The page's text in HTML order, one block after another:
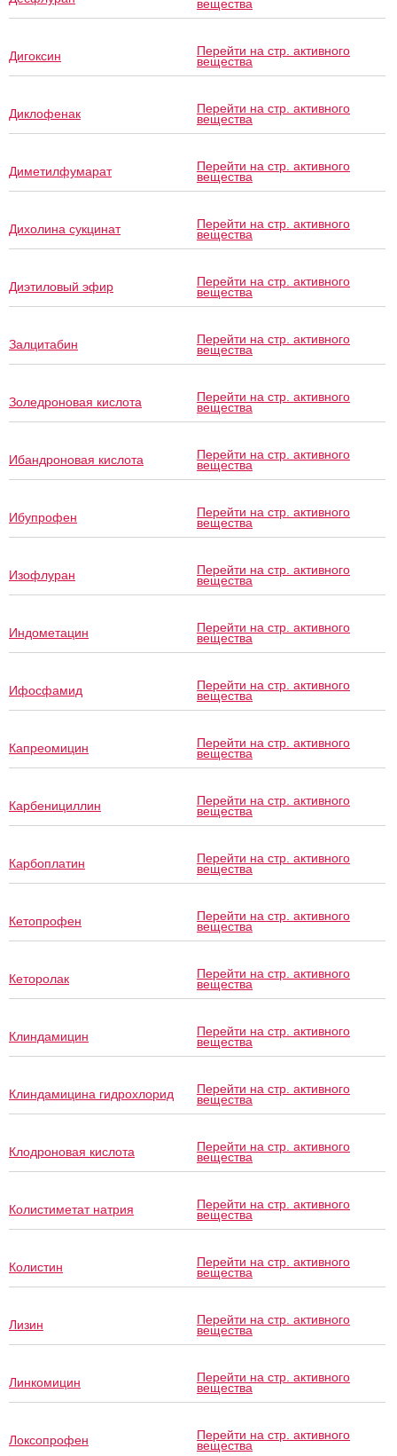
вещества
Дигоксин Перейти на стр. активного
вещества
Диклофенак Перейти на стр. активного
вещества
Диметилфумарат Перейти на стр. активного
вещества
Дихолина сукцинат Перейти на стр. активного
вещества
Диэтиловый эфир Перейти на стр. активного
вещества
Залцитабин Перейти на стр. активного
вещества
Золедроновая кислота Перейти на стр. активного
вещества
Ибандроновая кислота Перейти на стр. активного
вещества
Ибупрофен Перейти на стр. активного
вещества
Изофлуран Перейти на стр. активного
вещества
Индометацин Перейти на стр. активного
вещества
Ифосфамид Перейти на стр. активного
вещества
Капреомицин Перейти на стр. активного
вещества
Карбенициллин Перейти на стр. активного
вещества
Карбоплатин Перейти на стр. активного
вещества
Кетопрофен Перейти на стр. активного
вещества
Кеторолак Перейти на стр. активного
вещества
Клиндамицин Перейти на стр. активного
вещества
Клиндамицина гидрохлорид Перейти на стр. активного
вещества
Клодроновая кислота Перейти на стр. активного
вещества
Колистиметат натрия Перейти на стр. активного
вещества
Колистин Перейти на стр. активного
вещества
Лизин Перейти на стр. активного
вещества
Линкомицин Перейти на стр. активного
вещества
Локсопрофен Перейти на стр. активного
вещества